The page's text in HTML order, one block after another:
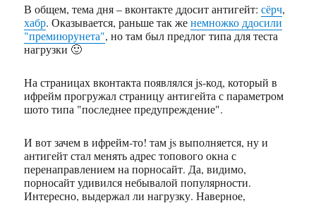
В общем, тема дня – вконтакте ддосит антигейт:сёрч,
хабр. Оказывается, раньше так женемножко ддосили
"премиюрунета", но там был предлог типа для теста
нагрузки 🙂
На страницах вконтакта появлялся js-код, который в
ифрейм прогружал страницу антигейта с параметром
шото типа "последнее предупреждение".
И вот зачем в ифрейм-то! там js выполняется, ну и
антигейт стал менять адрес топового окна с
перенаправлением на порносайт. Да, видимо,
порносайт удивился небывалой популярности.
Интересно, выдержал ли нагрузку. Наверное,